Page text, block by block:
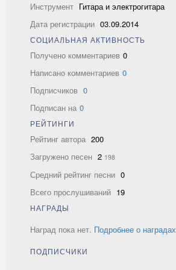
Инструмент Гитара и электрогитара
Дата регистрации 03.09.2014
СОЦИАЛЬНАЯ АКТИВНОСТЬ
Получено комментариев 0
Написано комментариев 0
Подписчиков 0
Подписан на 0
РЕЙТИНГИ
Рейтинг автора 200
Загружено песен 2 198
Средний рейтинг песни 0
Всего прослушиваний 19
НАГРАДЫ
Наград пока нет. Подробнее о наградах
ПОДПИСЧИКИ